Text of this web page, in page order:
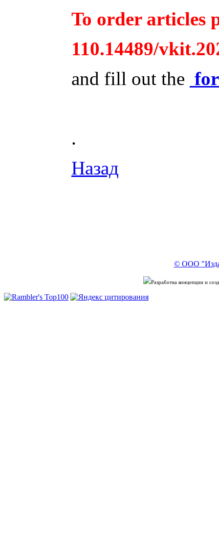
To order articles
110.14489/
and fill out the
.
Назад
© ООО
Разработка концепции и